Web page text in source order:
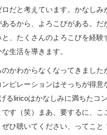
だと考えています。かなしみ
あるから、よろこびがある。
と、たくさんのよろこびを経
生活を導きます。
かわからなくなってきまし
ンピレーションはそっちが得意
るliricoはかなしみに満ちたコ
す（笑）まあ、要するに、
ひ聴いてください、ってこと